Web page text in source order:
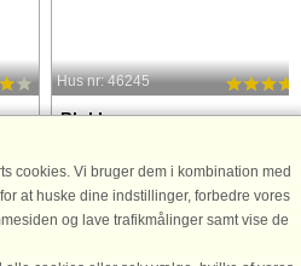
Hus nr: 46245
Blokhus
50 m til kyst.
Afslapning i wellnessområdet,
vandpjaskeri i badelandet, sjove
cookies. Vi bruger dem i kombination med
at huske dine indstillinger, forbedre vores
og lave trafikmålinger samt vise de